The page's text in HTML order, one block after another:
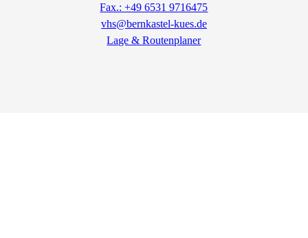
Fax.: +49 6531 9716475
vhs@bernkastel-kues.de
Lage & Routenplaner